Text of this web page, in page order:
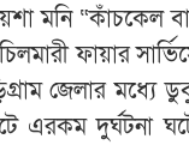
মনি “কাঁচকেল
ফায়ার
জেলার মধ্যে
এরকম দুর্ঘটনা